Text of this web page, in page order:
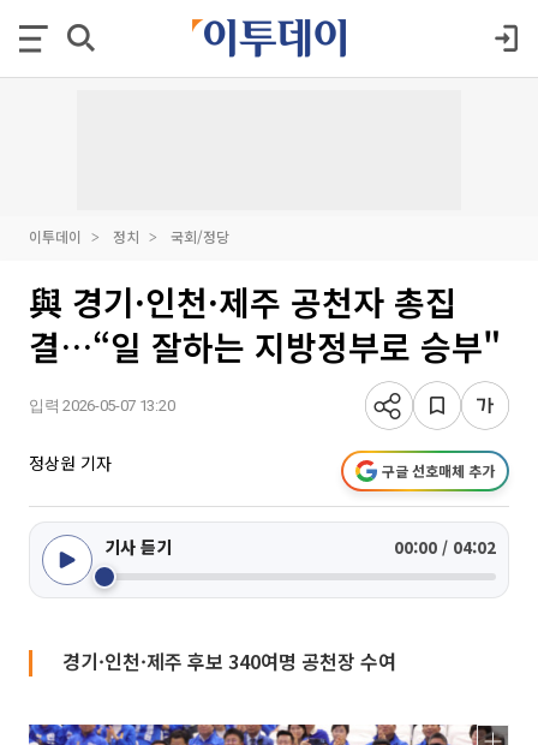
이투데이 정치 국회/정당
與 경기·인천·제주 공천자 총집
결…“일 잘하는 지방정부로 승부"
입력 2026-05-07 13:20
정상원 기자 구글 선호매체 추가
기사 듣기 00:00 / 04:02
경기·인천·제주 후보 340여명 공천장 수여